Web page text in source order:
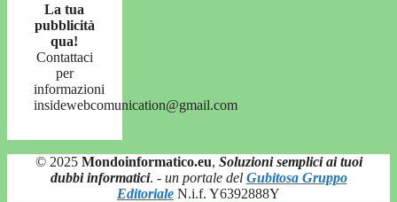
La tua
pubblicità
qua!
Contattaci
per
informazioni
insidewebcomunication@gmail.com
© 2025 Mondoinformatico.eu, Soluzioni semplici ai tuoi
dubbi informatici. - un portale del Gubitosa Gruppo
Editoriale N.i.f. Y6392888Y